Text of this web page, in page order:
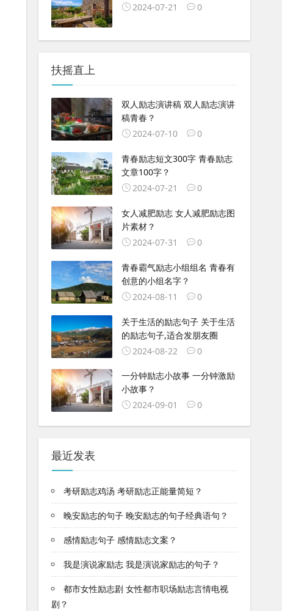
2024-07-21
0
扶摇直上
双人励志演讲稿 双人励志演讲
稿青春？
2024-07-10
0
青春励志短文300字 青春励志
文章100字？
2024-07-21
0
女人减肥励志 女人减肥励志图
片素材？
2024-07-31
0
青春霸气励志小组组名 青春有
创意的小组名字？
2024-08-11
0
关于生活的励志句子 关于生活
的励志句子,适合发朋友圈
2024-08-22
0
一分钟励志小故事 一分钟激励
小故事？
2024-09-01
0
最近发表
考研励志鸡汤 考研励志正能量简短？
晚安励志的句子 晚安励志的句子经典语句？
感情励志句子 感情励志文案？
我是演说家励志 我是演说家励志的句子？
都市女性励志剧 女性都市职场励志言情电视
剧？